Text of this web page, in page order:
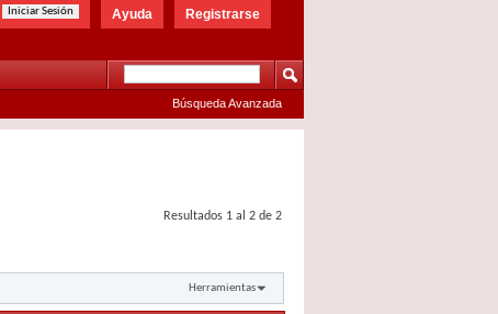
Registrarse
Ayuda
Búsqueda Avanzada
Resultados 1 al 2 de 2
Herramientas